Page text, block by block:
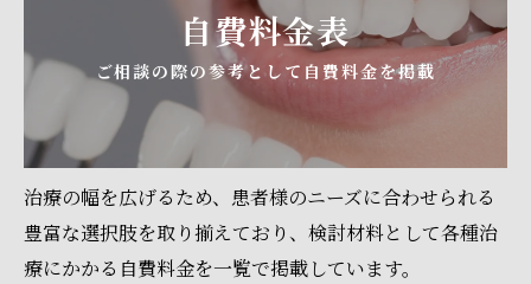
自費料金表
ご相談の際の参考として自費料金を掲載
治療の幅を広げるため、患者様のニーズに合わせられる
豊富な選択肢を取り揃えており、検討材料として各種治
療にかかる自費料金を一覧で掲載しています。